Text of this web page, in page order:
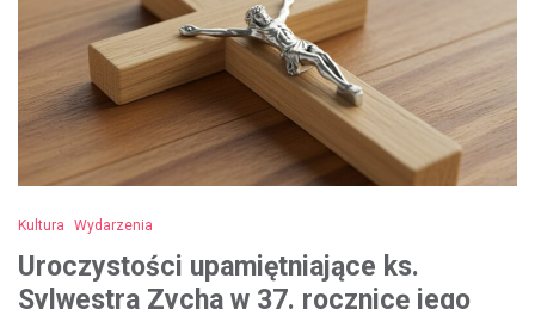
Kultura Wydarzenia
Uroczystości upamiętniające ks.
Sylwestra Zycha w 37. rocznicę jego